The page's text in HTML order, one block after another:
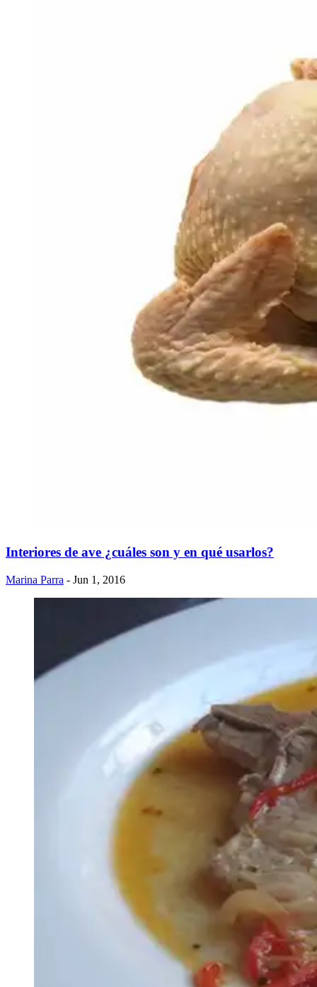
Interiores de ave ¿cuáles son y en qué usarlos?
Marina Parra - Jun 1, 2016